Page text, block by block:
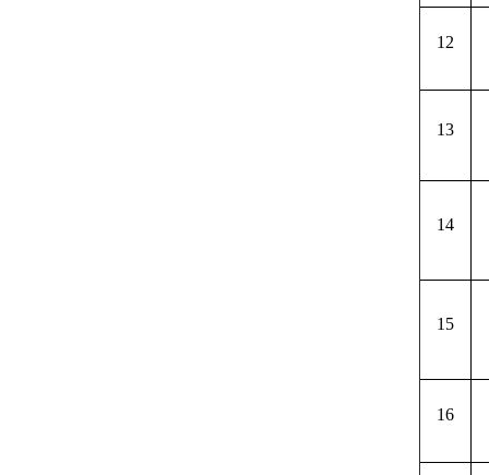
12
13
14
15
16